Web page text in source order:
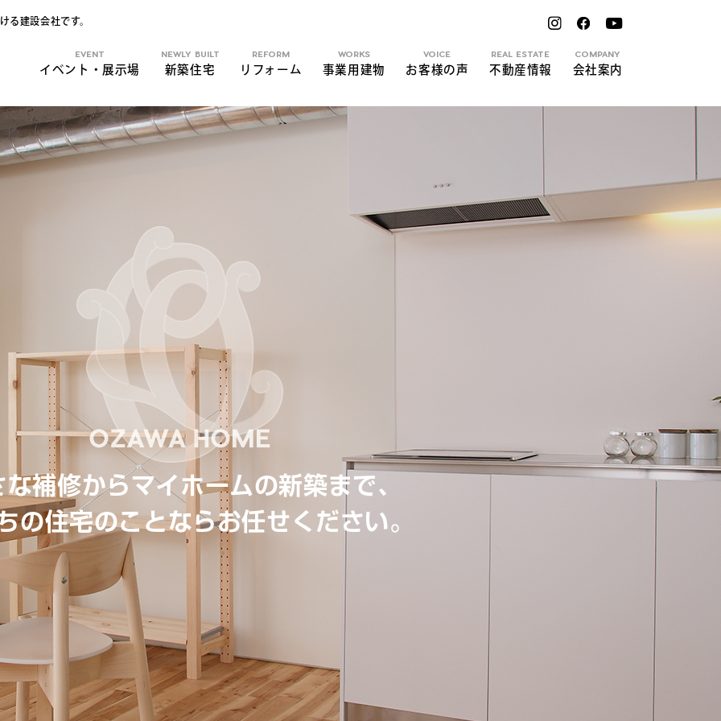
る建設会社です。
EVENT
イベント・展示場
NEWLY BUILT
新築住宅
REFORM
リフォーム
WORKS
事業用建物
VOICE
お客様の声
REAL ESTATE
不動産情報
COMPANY
会社案内
な補修からマイホームの新築まで、
の住宅のことならお任せください。